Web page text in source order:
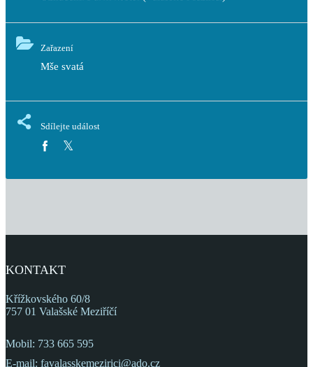
Zařazení
Mše svatá
Sdílejte událost
KONTAKT
Křížkovského 60/8
757 01 Valašské Meziříčí
Mobil: 733 665 595
E-mail: favalasskemezirici@ado.cz